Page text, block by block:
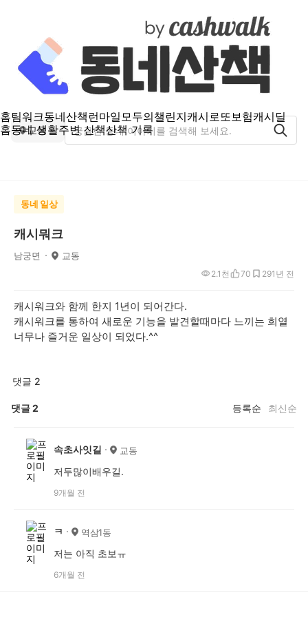
홈팀워크동네산책런마일모두의챌린지캐시로또보험캐시딜
홈동네 생활주변 산책산책 기록
교동
동네 일상
캐시뭐크
남궁면 교동
1년 전
2.1천 70 29
캐시워크와 함께 한지 1년이 되어간다.
캐시워크를 통하여 새로운 기능을 발견할때마다 느끼는 희열
너무나 즐거운 일상이 되었다.^^
댓글 2
댓글2 등록순 최신순
속초사잇길 교동
저두많이배우길.
9개월 전
ㅋ 역삼1동
저는 아직 초보ㅠ
6개월 전